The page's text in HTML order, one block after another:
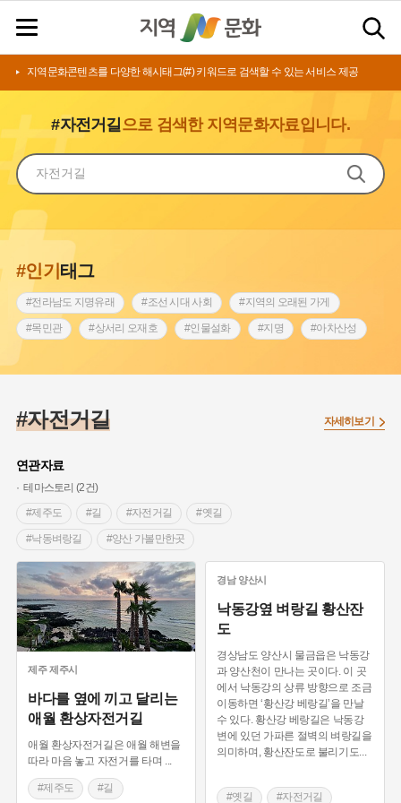
지역문화콘텐츠를 다양한 해시태그(#) 키워드로 검색할 수 있는 서비스 제공
#자전거길으로 검색한 지역문화자료입니다.
#인기태그
#전라남도 지명유래 #조선 시대 사회 #지역의 오래된 가게
#목민관 #상서리 오재호 #인물설화 #지명 #아차산성
#갯벌 #강감찬 #남자현
#대한민국임시정부
#조선역사
#김마리아 #박물관 #바보온달
#생활용품 #장군 #조선시대 문신
#경기도설화 #임시의정원 #영산강 #문화유산 #황해도
#강진 #부산 #풍속 #의병활동 #빵지순례
#지역의 설화 #동의보감 #28독립선언 #지명유래
#여성 독립운동가 #영산포 #전설
#동화 #단지 #온라인 생활사박물관
#온달 #여성독립운동가 #고구려 #산성 #한의학
#외성 #용인 #여성의원 #왕건
#자전거길
연관자료
테마스토리 (2건)
#제주도
#길 #자전거길 #옛길
#낙동벼랑길 #양산 가볼만한곳
자세히보기
제주제주시
바다를 옆에 끼고 달리는
애월 환상자전거길
애월 환상자전거길은 애월 해변을
따라 마음 놓고 자전거를 타며
#제주도 #길
경남 양산시
낙동강옆 벼랑길 황산잔
도
경상남도 양산시 물금읍은 낙동강
과 양산천이 만나는 곳이다. 이 곳
에서 낙동강의 상류 방향으로 조금
이동하면 ‘황산강 베랑길’을 만날
수 있다. 황산강 베랑길은 낙동강
변에 있던 가파른 절벽의 벼랑길을
의미하며, 황산잔도로 불리기도
#옛길 #자전거길